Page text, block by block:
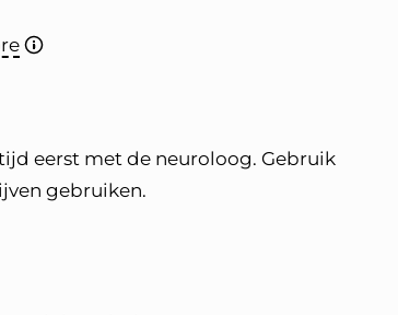
eerst met de neuroloog. Gebruik
gebruiken.